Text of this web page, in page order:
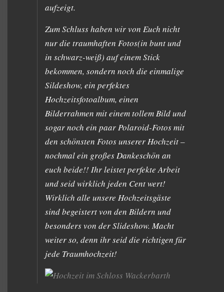
aufzeigt.
Zum Schluss haben wir von Euch nicht
nur die traumhaften Fotos(in bunt und
in schwarz-weiß) auf einem Stick
bekommen, sondern noch die einmalige
Sildeshow, ein perfektes
Hochzeitsfotoalbum, einen
Bilderrahmen mit einem tollem Bild und
sogar noch ein paar Polaroid-Fotos mit
den schönsten Fotos unserer Hochzeit –
nochmal ein großes Dankeschön an
euch beide!! Ihr leistet perfekte Arbeit
und seid wirklich jeden Cent wert!
Wirklich alle unsere Hochzeitsgäste
sind begeistert von den Bildern und
besonders von der Slideshow. Macht
weiter so, denn ihr seid die richtigen für
jede Traumhochzeit!